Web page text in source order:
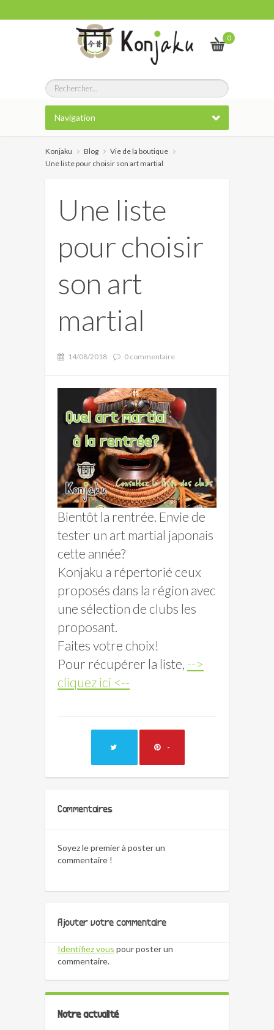
0
Navigation
Konjaku Blog
Vie de la boutique
Une liste pour choisir son art martial
Une liste
pour choisir
son art
martial
14/08/2018 0 commentaire
Bientôt la rentrée. Envie de
tester un art martial japonais
cette année?
Konjaku a répertorié ceux
proposés dans la région avec
une sélection de clubs les
proposant.
Faites votre choix!
Pour récupérer la liste, -->
cliquez ici <--
-
Commentaires
Soyez le premier à poster un
commentaire !
Ajouter votre commentaire
Identifiez vous pour poster un
commentaire.
Notre actualité